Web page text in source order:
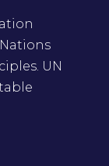
UN